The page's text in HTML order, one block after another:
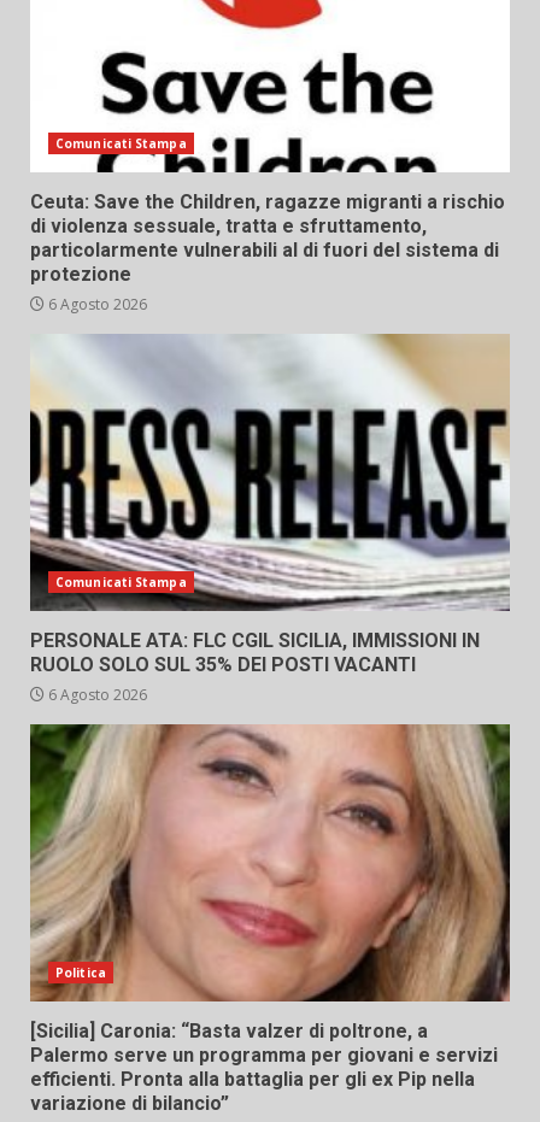
Comunicati Stampa
Ceuta: Save the Children, ragazze migranti a rischio
di violenza sessuale, tratta e sfruttamento,
particolarmente vulnerabili al di fuori del sistema di
protezione
6 Agosto 2026
Comunicati Stampa
PERSONALE ATA: FLC CGIL SICILIA, IMMISSIONI IN
RUOLO SOLO SUL 35% DEI POSTI VACANTI
6 Agosto 2026
Politica
[Sicilia] Caronia: “Basta valzer di poltrone, a
Palermo serve un programma per giovani e servizi
efficienti. Pronta alla battaglia per gli ex Pip nella
variazione di bilancio”